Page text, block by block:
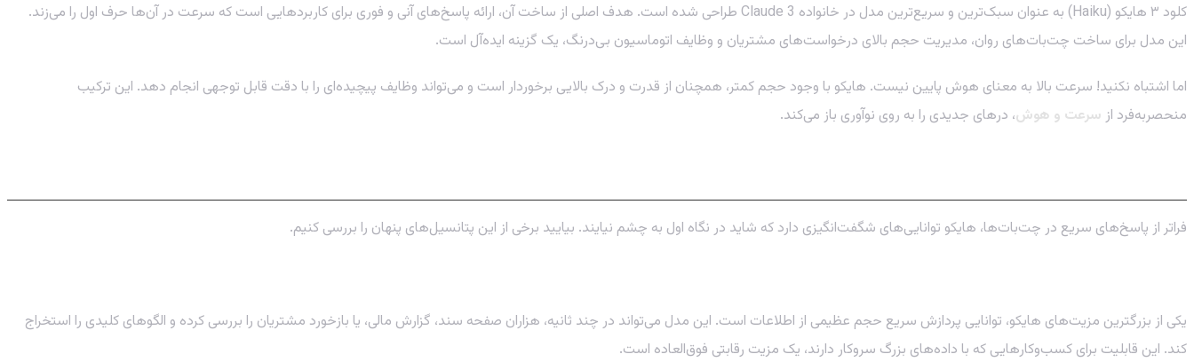
کلود ۳ هایکو (Haiku) به عنوان سبک‌ترین و سریع‌ترین مدل در خانواده Claude 3 طراحی شده است. هدف اصلی از ساخت آن، ارائه پاسخ‌های آنی و فوری برای کاربردهایی است که سرعت در آن‌ها حرف اول را می‌زند.
این مدل برای ساخت چت‌بات‌های روان، مدیریت حجم بالای درخواست‌های مشتریان و وظایف اتوماسیون بی‌درنگ، یک گزینه ایده‌آل است.
اما اشتباه نکنید! سرعت بالا به معنای هوش پایین نیست. هایکو با وجود حجم کمتر، همچنان از قدرت و درک بالایی برخوردار است و می‌تواند وظایف پیچیده‌ای را با دقت قابل توجهی انجام دهد. این ترکیب
منحصربه‌فرد از سرعت و هوش، درهای جدیدی را به روی نوآوری باز می‌کند.
فراتر از پاسخ‌های سریع در چت‌بات‌ها، هایکو توانایی‌های شگفت‌انگیزی دارد که شاید در نگاه اول به چشم نیایند. بیایید برخی از این پتانسیل‌های پنهان را بررسی کنیم.
یکی از بزرگترین مزیت‌های هایکو، توانایی پردازش سریع حجم عظیمی از اطلاعات است. این مدل می‌تواند در چند ثانیه، هزاران صفحه سند، گزارش مالی، یا بازخورد مشتریان را بررسی کرده و الگوهای کلیدی را استخراج
کند. این قابلیت برای کسب‌وکارهایی که با داده‌های بزرگ سروکار دارند، یک مزیت رقابتی فوق‌العاده است.